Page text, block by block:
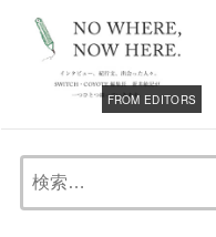
FROM EDITORS